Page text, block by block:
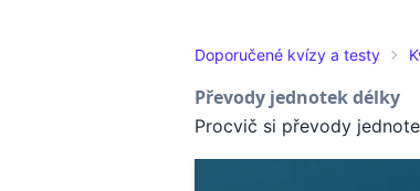
Doporučené kvízy a testy
Převody jednotek délky
Procvič si převody